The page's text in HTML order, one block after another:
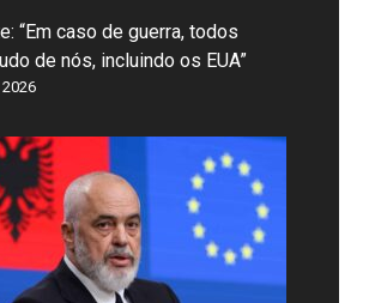
“Em caso de guerra, todos
de nós, incluindo os EUA”